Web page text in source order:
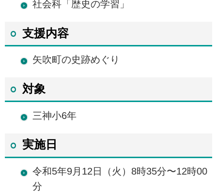
社会科「歴史の学習」
支援内容
矢吹町の史跡めぐり
対象
三神小6年
実施日
令和5年9月12日（火）8時35分〜12時00
分